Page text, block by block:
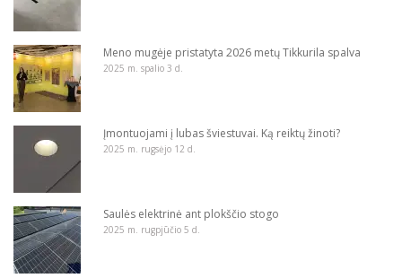
Meno mugėje pristatyta 2026 metų Tikkurila spalva
2025 m. spalio 3 d.
Įmontuojami į lubas šviestuvai. Ką reiktų žinoti?
2025 m. rugsėjo 12 d.
Saulės elektrinė ant plokščio stogo
2025 m. rugpjūčio 5 d.